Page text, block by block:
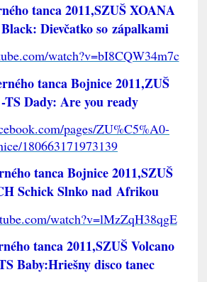
tanca 2011,SZUŠ XOANA
Dievčatko so zápalkami
watch?v=bI8CQW34m7c
tanca Bojnice 2011,ZUŠ
TS Dady: Are you ready
pages/ZU%C5%A0-
180663171973139
tanca Bojnice 2011,SZUŠ
Schick Slnko nad Afrikou
watch?v=lMzZqH38qgE
tanca 2011,SZUŠ Volcano
Baby:Hriešny disco tanec